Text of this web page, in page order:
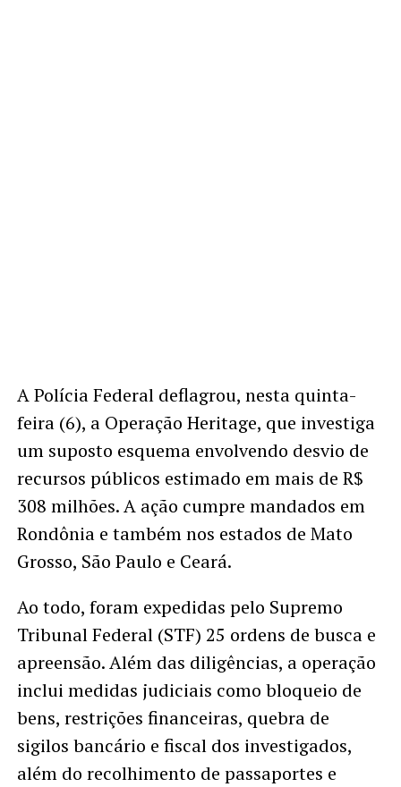
A Polícia Federal deflagrou, nesta quinta-
feira (6), a Operação Heritage, que investiga
um suposto esquema envolvendo desvio de
recursos públicos estimado em mais de R$
308 milhões. A ação cumpre mandados em
Rondônia e também nos estados de Mato
Grosso, São Paulo e Ceará.
Ao todo, foram expedidas pelo Supremo
Tribunal Federal (STF) 25 ordens de busca e
apreensão. Além das diligências, a operação
inclui medidas judiciais como bloqueio de
bens, restrições financeiras, quebra de
sigilos bancário e fiscal dos investigados,
além do recolhimento de passaportes e